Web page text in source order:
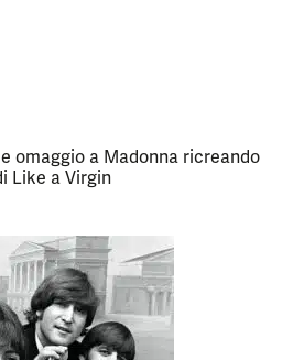
omaggio a Madonna ricreando
Like a Virgin